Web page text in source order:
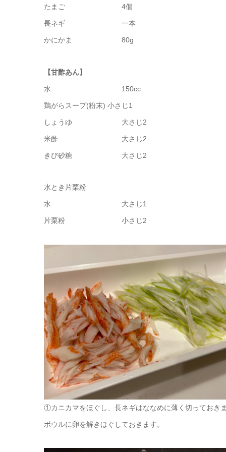
たまご 4個
長ネギ 一本
かにかま 80g
【甘酢あん】
水 150cc
鶏がらスープ(粉末) 小さじ1
しょうゆ 大さじ2
米酢 大さじ2
きび砂糖 大さじ2
水とき片栗粉
水 大さじ1
片栗粉 小さじ2
①カニカマをほぐし、長ネギはななめに薄く切っておき
ボウルに卵を解きほぐしておきます。